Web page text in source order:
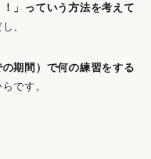
」っていう方法を考えて
、
期間）で何の練習をする
です。